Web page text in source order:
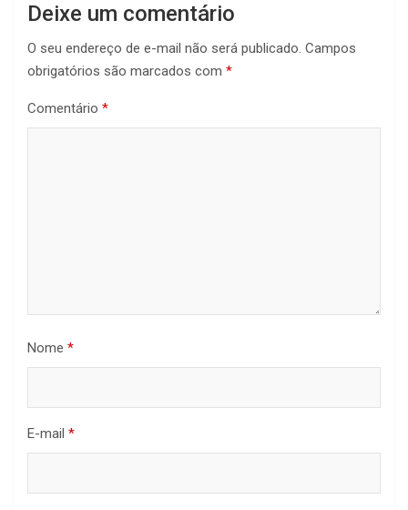
Deixe um comentário
O seu endereço de e-mail não será publicado. Campos
obrigatórios são marcados com *
Comentário *
Nome *
E-mail *